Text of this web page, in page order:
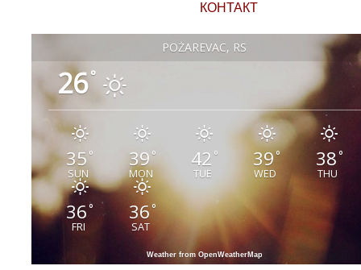
КОНТАКТ
POŽAREVAC, RS
26°
35°
SUN
39°
MON
42 °
TUE
39°
WED
38°
THU
36°
FRI
36°
SAT
Weather from OpenWeatherMap